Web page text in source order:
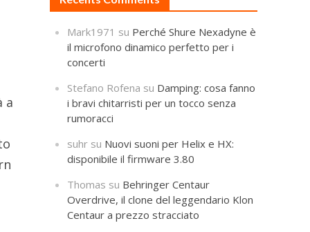
a
Mark1971 su Perché Shure Nexadyne è
il microfono dinamico perfetto per i
concerti
Stefano Rofena su Damping: cosa fanno
i bravi chitarristi per un tocco senza
rumoracci
suhr su Nuovi suoni per Helix e HX:
disponibile il firmware 3.80
Thomas su Behringer Centaur
Overdrive, il clone del leggendario Klon
Centaur a prezzo stracciato